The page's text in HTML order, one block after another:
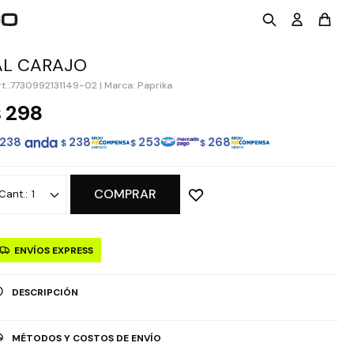
CARAJO
7730992131149-02 | Marca: Paprika
298
238 $ 238 $ 253 $ 268
1 COMPRAR
ENVÍOS EXPRESS
DESCRIPCIÓN
MÉTODOS Y COSTOS DE ENVÍO